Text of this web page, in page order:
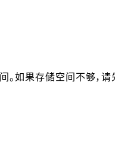
如果存储空间不够，请